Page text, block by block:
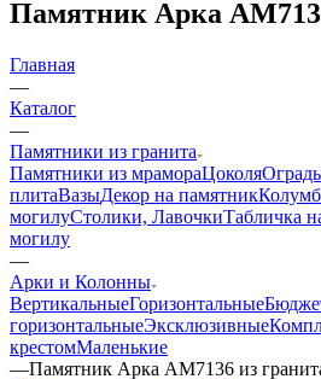
Памятник Арка
Главная
—
Каталог
—
Памятники из гранита
Памятники из мрамораЦоколя
плитаВазыДекор на памятник
могилуСтолики, ЛавочкиТабличка
могилу
—
Арки и Колонны
ВертикальныеГоризонтальные
горизонтальныеЭксклюзивные
крестомМаленькие
—Памятник Арка AM7136 из